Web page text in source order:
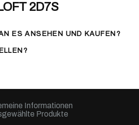
2D7S
ES ANSEHEN UND KAUFEN?
Informationen
Produkte